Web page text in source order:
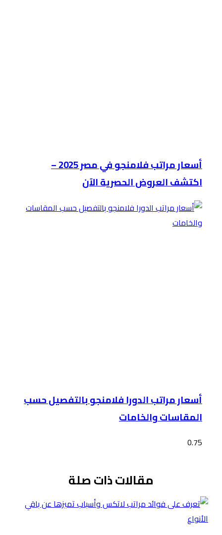
أسعار مراتب فلامنجو في مصر 2025 –
اكتشف العروض الحصرية الآن
أسعار مراتب الدورا فلامنجو بالتفصيل حسب
المقاسات والخامات
مقالات ذات صلة